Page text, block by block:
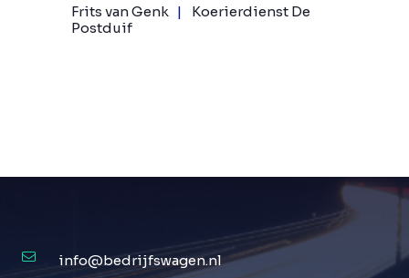
Frits van Genk
Koerierdienst De
Postduif
info@bedrijfswagen.nl